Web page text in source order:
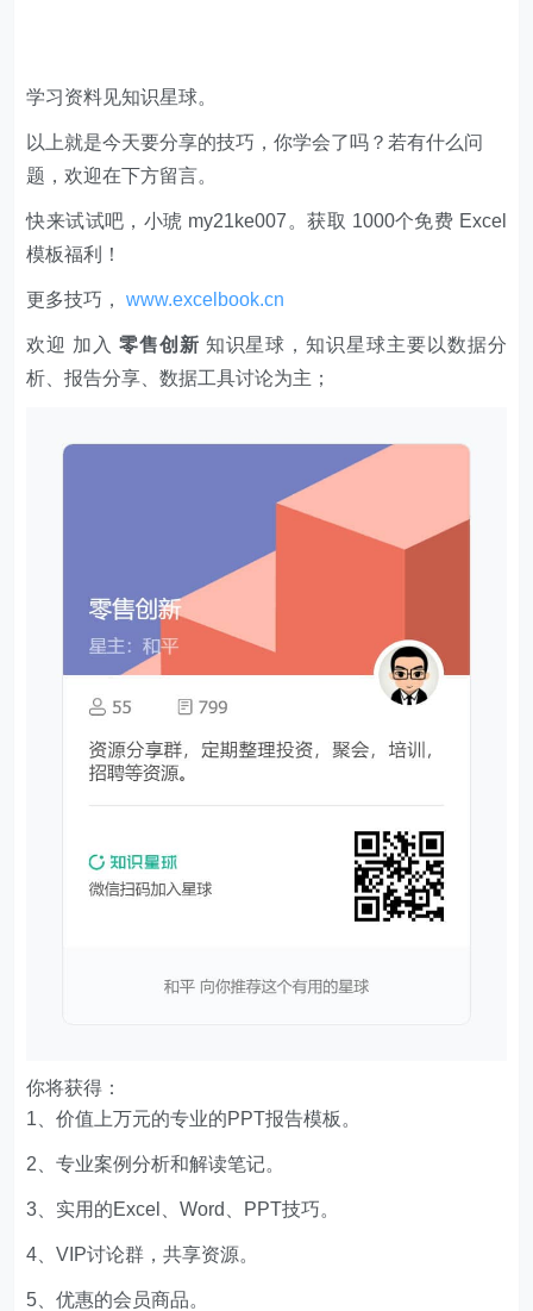
学习资料见知识星球。
以上就是今天要分享的技巧，你学会了吗？若有什么问
题，欢迎在下方留言。
快来试试吧，小琥 my21ke007。获取 1000个免费 Excel
模板福利​​​​！
更多技巧，www.excelbook.cn
欢迎 加入 零售创新 知识星球，知识星球主要以数据分
析、报告分享、数据工具讨论为主；
你将获得：
1、价值上万元的专业的PPT报告模板。
2、专业案例分析和解读笔记。
3、实用的Excel、Word、PPT技巧。
4、VIP讨论群，共享资源。
5、优惠的会员商品。